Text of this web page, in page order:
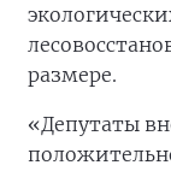
размере.
«Депутаты